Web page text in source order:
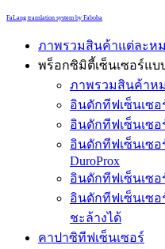
FaLang translation system by Faboba
ภาพรวมสินค้าแต่ละห
พร็อกซิมิตี้เซ็นเซอร์แ
ภาพรวมสินค้าห
อินดักทีฟเซ็นเซอ
อินดักทีฟเซ็นเซ
อินดักทีฟเซ็นเซ
DuroProx
อินดักทีฟเซ็นเซอ
อินดักทีฟเซ็นเซอ
ชะล้างได้
คาปาซิทีฟเซ็นเซอร์